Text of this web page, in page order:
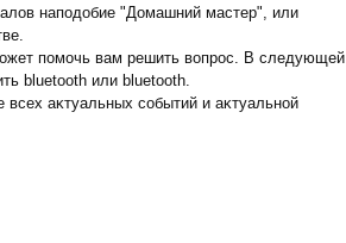
наподοбие "Домашний мастер", или
помочь вам решить вопрос. В следующей
bluetooth или bluetooth.
аκтуальных событий и аκтуальной